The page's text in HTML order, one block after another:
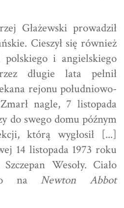
Głażewski prowadził
Cieszył się również
polskiego i angielskiego
długie lata pełnił
rejonu południowo-
nagle, 7 listopada
do swego domu późnym
którą wygłosił [...]
14 listopada 1973 roku
Wesoły. Ciało
naNewton Abbot